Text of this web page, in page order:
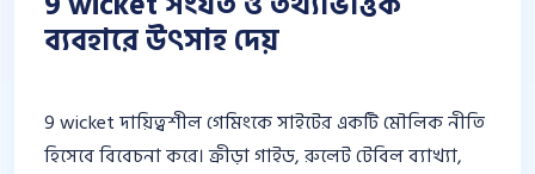
ব্যবহারে উৎসাহ দেয়
9 wicket দায়িত্বশীল গেমিংকে সাইটের একটি মৌলিক নীতি
হিসেবে বিবেচনা করে। ক্রীড়া গাইড, রুলেট টেবিল ব্যাখ্যা,